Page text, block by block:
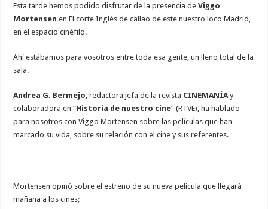
Esta tarde hemos podido disfrutar de la presencia deViggo
Mortensen en El corte Inglés de callao de este nuestro loco Madrid,
en el espacio cinéfilo.
Ahí estábamos para vosotros entre toda esa gente, un lleno total de la
sala.
Andrea G. Bermejo , redactora jefa de la revista CINEMANÍAy
colaboradora en “Historia de nuestro cine” (RTVE), ha hablado
para nosotros con Viggo Mortensen sobre las películas que han
marcado su vida, sobre su relación con el cine y sus referentes.
Mortensen opinó sobre el estreno de su nueva película que llegará
mañana a los cines;